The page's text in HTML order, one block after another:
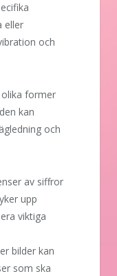
eller
och
former
kan
och
av siffror
upp
viktiga
bilder kan
som ska